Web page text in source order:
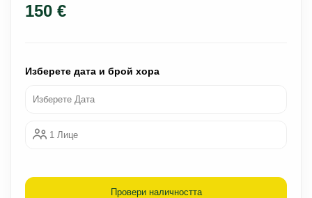
150 €
Изберете дата и брой хора
Изберете Дата
1 Лице
Провери наличността